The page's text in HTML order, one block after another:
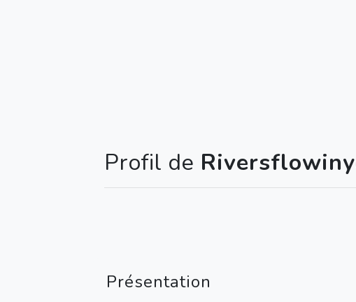
Profil de
Présentation